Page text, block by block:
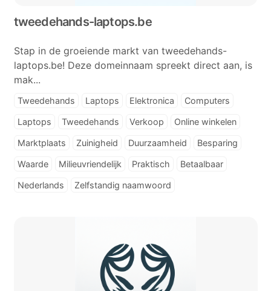
tweedehands-laptops.be
Stap in de groeiende markt van tweedehands-
laptops.be! Deze domeinnaam spreekt direct aan, is
mak...
Tweedehands Laptops Elektronica Computers
Laptops Tweedehands Verkoop Online winkelen
Marktplaats Zuinigheid Duurzaamheid Besparing
Waarde Milieuvriendelijk Praktisch Betaalbaar
Nederlands Zelfstandig naamwoord